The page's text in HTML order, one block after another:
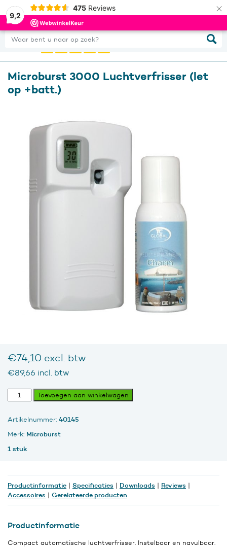
9,2
475 Reviews ×
Waar bent u naar op zoek?
0
Microburst 3000 Luchtverfrisser (let
op +batt.)
€74,10 excl. btw
€89,66 incl. btw
Microburst
3000
(let
op
aantal
Toevoegen aan winkelwagen
Artikelnummer: 40145
Merk: Microburst
1 stuk
Productinformatie | Specificaties | Downloads | Reviews |
Accessoires | Gerelateerde producten
Productinformatie
Compact automatische luchtverfrisser. Instelbaar en navulbaar.